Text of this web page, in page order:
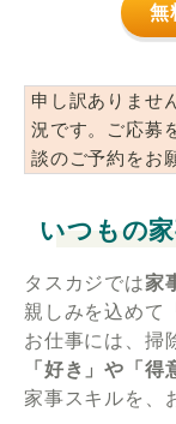
無
申し訳ありませ
況です。ご応募
談のご予約をお
いつもの
タスカジでは家
親しみを込めて
お仕事には、掃
「好き」や「得
家事スキルを、